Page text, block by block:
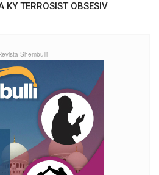
KY TERROSIST OBSESIV
Shembulli